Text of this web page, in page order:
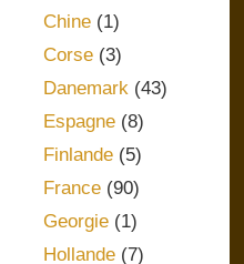
Chine(1)
Corse(3)
Danemark (43)
Espagne(8)
Finlande(5)
France(90)
Georgie(1)
Hollande(7)